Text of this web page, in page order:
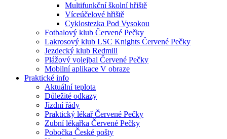
Multifunkční školní hřiště
Víceúčelové hřiště
Cyklostezka Pod Vysokou
Fotbalový klub Červené Pečky
Lakrosový klub LSC Knights Červené Pečky
Jezdecký klub Redmill
Plážový volejbal Červené Pečky
Mobilní aplikace V obraze
Praktické info
Aktuální teplota
Důležité odkazy
Jízdní řády
Praktický lékař Červené Pečky
Zubní lékařka Červené Pečky
Pobočka České pošty